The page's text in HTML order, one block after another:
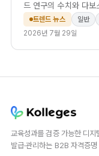
드 연구의 수치와 다
전환을 정리했습니다.
트렌드 뉴스 일반
2026년 7월 29일
교육성과를 검증 가능한 디지
발급·관리하는 B2B 자격증명